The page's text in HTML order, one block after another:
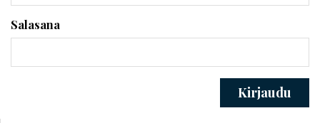
Salasana
Kirjaudu